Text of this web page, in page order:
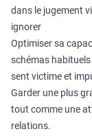
dans le jugement
ignorer
Optimiser sa
schémas habituels
sent victime et
Garder une plus
tout comme une
relations.